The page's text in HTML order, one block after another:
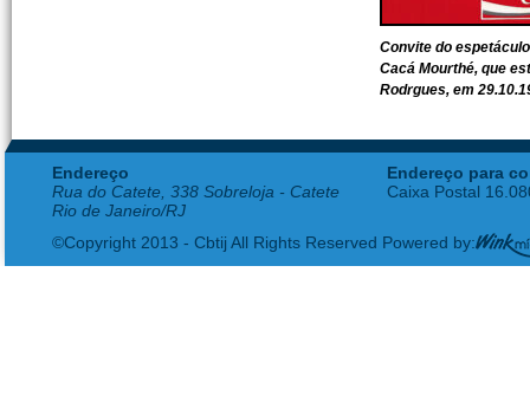
Convite do
Cacá Mourthé, que
Rodrgues, em
Endereço
Rua do Catete, 338 Sobreloja - Catete
Rio de Janeiro/RJ
Endereço para
Caixa Postal
©Copyright 2013 - Cbtij All Rights Reserved Powered by: